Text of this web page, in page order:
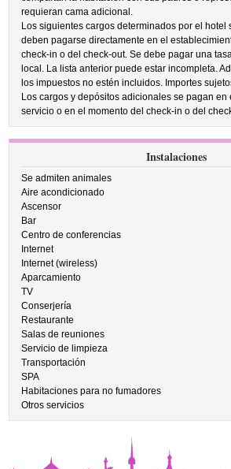
requieran cama adicional.
Los siguientes cargos determinados por el hotel
deben pagarse directamente en el
check-in o del check-out. Se debe pagar una
local. La lista anterior puede estar incompleta.
los impuestos no estén incluidos. Importes
Los cargos y depósitos adicionales se pagan en
servicio o en el momento del check-in o del
Instalaciones
Se admiten animales
Aire acondicionado
Ascensor
Bar
Centro de conferencias
Internet
Internet (wireless)
Aparcamiento
TV
Conserjería
Restaurante
Salas de reuniones
Servicio de limpieza
Transportación
SPA
Habitaciones para no fumadores
Otros servicios